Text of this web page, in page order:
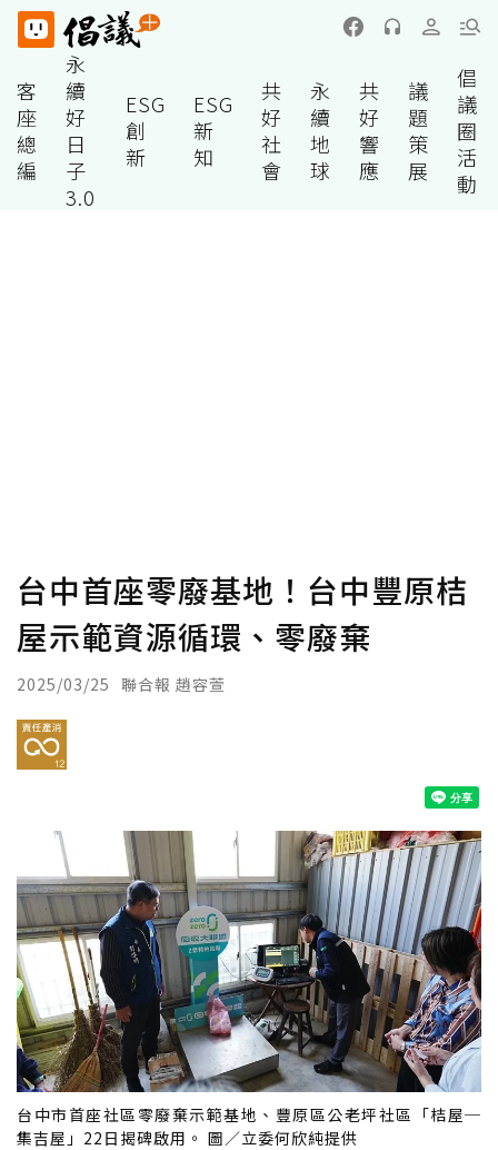
客
座
總
編
永
續
好
日
子
3.0
ESG
創
新
ESG
新
知
共
好
社
會
永
續
地
球
共
好
響
應
議
題
策
展
倡
議
圈
活
動
台中首座零廢基地！台中豐原桔
屋示範資源循環、零廢棄
2025/03/25 聯合報 趙容萱
台中市首座社區零廢棄示範基地、豐原區公老坪社區「桔屋─
集吉屋」22日揭碑啟用。 圖／立委何欣純提供